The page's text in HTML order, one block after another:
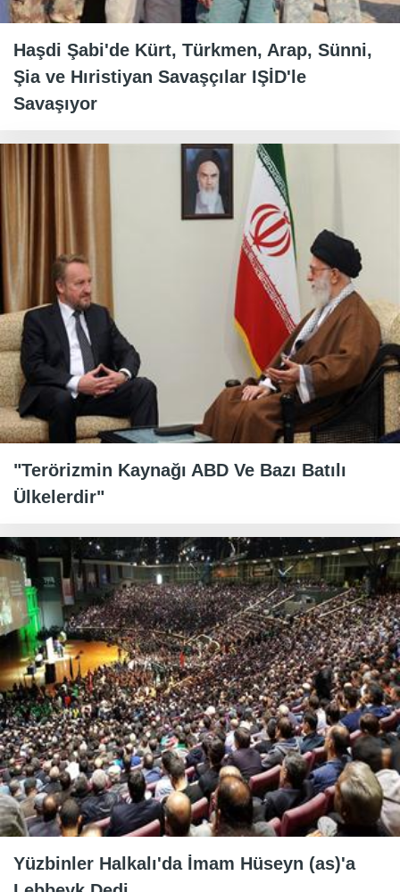
Haşdi Şabi'de Kürt, Türkmen, Arap, Sünni,
Şia ve Hıristiyan Savaşçılar IŞİD'le
Savaşıyor
"Terörizmin Kaynağı ABD Ve Bazı Batılı
Ülkelerdir"
Yüzbinler Halkalı'da İmam Hüseyn (as)'a